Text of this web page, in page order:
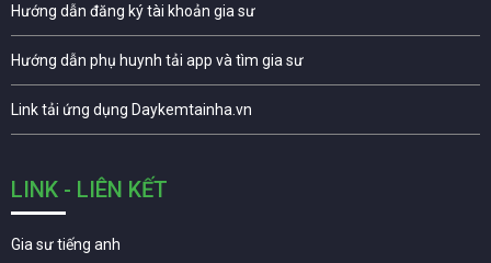
Hướng dẫn đăng ký tài khoản gia sư
Hướng dẫn phụ huynh tải app và tìm gia sư
Link tải ứng dụng Daykemtainha.vn
LINK - LIÊN KẾT
Gia sư tiếng anh